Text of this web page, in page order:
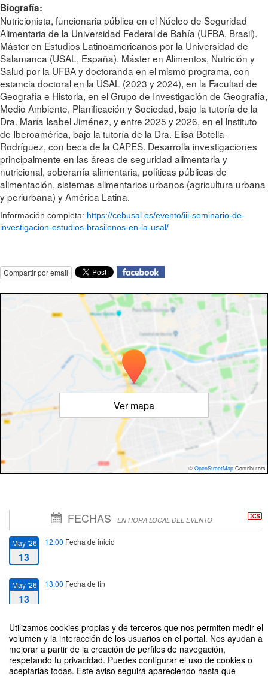
Utilizamos cookies propias y de terceros que nos permiten medir el
volumen y la interacción de los usuarios en el portal. Nos ayudan a
mejorar a partir de la creación de perfiles de navegación,
respetando tu privacidad. Puedes configurar el uso de cookies o
aceptarlas todas. Este aviso seguirá apareciendo hasta que
Biografía:
Nutricionista, funcionaria pública en el Núcleo de Seguridad
Alimentaria de la Universidad Federal de Bahía (UFBA, Brasil).
Máster en Estudios Latinoamericanos por la Universidad de
Salamanca (USAL, España). Máster en Alimentos, Nutrición y
Salud por la UFBA y doctoranda en el mismo programa, con
estancia doctoral en la USAL (2023 y 2024), en la Facultad de
Geografía e Historia, en el Grupo de Investigación de Geografía,
Medio Ambiente, Planificación y Sociedad, bajo la tutoría de la
Dra. María Isabel Jiménez, y entre 2025 y 2026, en el Instituto
de Iberoamérica, bajo la tutoría de la Dra. Elisa Botella-
Rodríguez, con beca de la CAPES. Desarrolla investigaciones
principalmente en las áreas de seguridad alimentaria y
nutricional, soberanía alimentaria, políticas públicas de
alimentación, sistemas alimentarios urbanos (agricultura urbana
y periurbana) y América Latina.
Información completa: https://cebusal.es/evento/iii-seminario-de-
investigacion-estudios-brasilenos-en-la-usal/
Compartir por email
Ver mapa
© OpenStreetMap Contributors
FECHAS EN HORA LOCAL DEL EVENTO
May '26
13
12:00 Fecha de inicio
May '26
13
13:00 Fecha de fin
III Seminario de investigación «Estudios Brasileños en la USAL»